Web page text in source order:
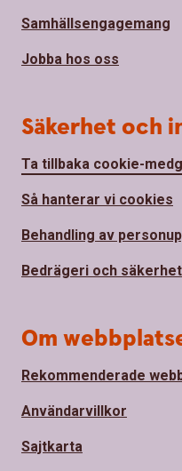
Samhällsengagemang
Jobba hos oss
Säkerhet och
Ta tillbaka cookie-
Så hanterar vi cookies
Behandling av
Bedrägeri och säkerhet
Om
Rekommenderade
Användarvillkor
Sajtkarta